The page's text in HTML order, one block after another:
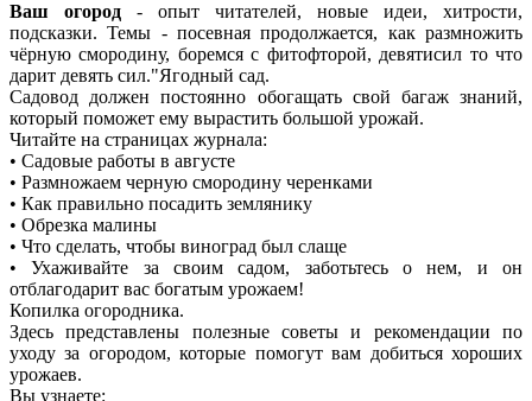
Ваш огород - опыт читателей, новые идеи, хитрости,
подсказки. Темы - посевная продолжается, как размножить
чёрную смородину, боремся с фитофторой, девятисил то что
дарит девять сил. Ягодный сад.
Садовод должен постоянно обогащать свой багаж знаний,
который поможет ему вырастить большой урожай.
Читайте на страницах журнала:
• Садовые работы в августе
• Размножаем черную смородину черенками
• Как правильно посадить землянику
• Обрезка малины
• Что сделать, чтобы виноград был слаще
• Ухаживайте за своим садом, заботьтесь о нем, и он
отблагодарит вас богатым урожаем!
Копилка огородника.
Здесь представлены полезные советы и рекомендации по
уходу за огородом, которые помогут вам добиться хороших
урожаев.
Вы узнаете: